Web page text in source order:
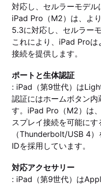
対応し、セルラーモデル
iPad Pro（M2）は、よ
5.3に対応し、セルラー
これにより、iPad Pro
接続を提供します。
ポートと生体認証
: iPad（第9世代）は
認証にはホームボタン
す。iPad Pro（M2）は
スプレイ接続を可能にす
（Thunderbolt/USB 4
IDを採用しています。
対応アクセサリー
: iPad（第9世代）は